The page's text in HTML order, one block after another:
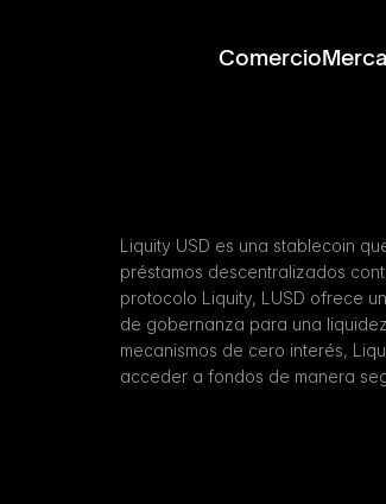
Comercio
Liquity USD es una stablecoin
préstamos descentralizados
protocolo Liquity, LUSD ofrece
de gobernanza para una
mecanismos de cero interés,
acceder a fondos de manera